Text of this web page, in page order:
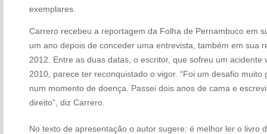
exemplares.
Carrero recebeu a reportagem da Folha de Pernambuco em
um ano depois de con­ceder uma entrevista, também em sua
2012. Entre as duas datas, o escritor, que sofreu um
2010, pa­rece ter reconquistado o vi­gor. “Foi um desafio
num momento de do­en­ça. Passei dois anos de cama e
direito”, diz Carrero.
No texto de apresentação o autor sugere: é melhor ler o livro